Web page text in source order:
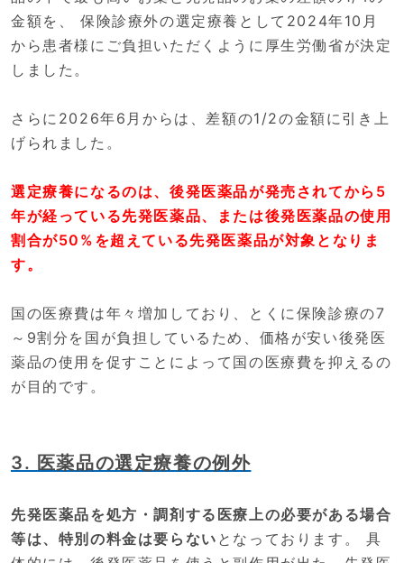
金額を、 保険診療外の選定療養として2024年10月
から患者様にご負担いただくように厚生労働省が決定
しました。
さらに2026年6月からは、差額の1/2の金額に引き上
げられました。
選定療養になるのは、後発医薬品が発売されてから5
年が経っている先発医薬品、または後発医薬品の使用
割合が50%を超えている先発医薬品が対象となりま
す。
国の医療費は年々増加しており、とくに保険診療の7
～9割分を国が負担しているため、価格が安い後発医
薬品の使用を促すことによって国の医療費を抑えるの
が目的です。
3. 医薬品の選定療養の例外
先発医薬品を処方・調剤する医療上の必要がある場合
等は、特別の料金は要らない となっております。 具